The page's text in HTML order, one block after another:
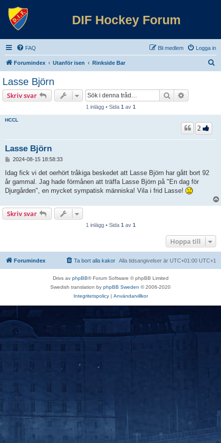
DIF Hockey Forum
FAQ Logga in
Bli medlem
Forumindex Utanför isen Rinkside Bar
Lasse Björn
Skriv svar Sök
1 inlägg • Sida 1 av 1
HCCL
Lasse Björn
2
l
g
g
2024-08-15 18:58:33
Idag fick vi det oerhört tråkiga beskedet att Lasse Björn har gått bort 92
år gammal. Jag hade förmånen att träffa Lasse Björn på "En dag för
Djurgården", en mycket sympatisk människa! Vila i frid Lasse!
Skriv svar
1 inlägg • Sida 1 av 1
Hoppa till
Forumindex Alla tidsangivelser är UTC+01:00 UTC+1
Ta bort alla kakor
Drivs av phpBB® Forum Software © phpBB Limited
Swedish translation by phpBB Sweden © 2006-2020
Integritetspolicy| Användarvillkor